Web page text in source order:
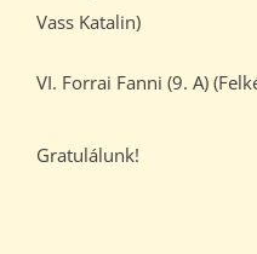
Vass Katalin)
VI. Forrai Fanni (9. A)
Gratulálunk!